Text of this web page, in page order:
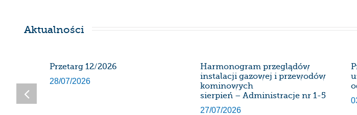
Aktualności
Przetarg 12/2026
28/07/2026
Harmonogram przeglądów
instalacji gazowej i przewodów
kominowych
sierpień – Administracje nr 1-5
27/07/2026